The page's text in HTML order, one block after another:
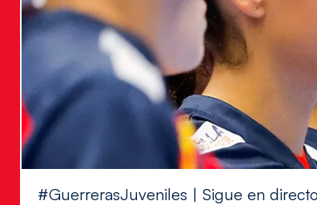
#GuerrerasJuveniles | Sigue en